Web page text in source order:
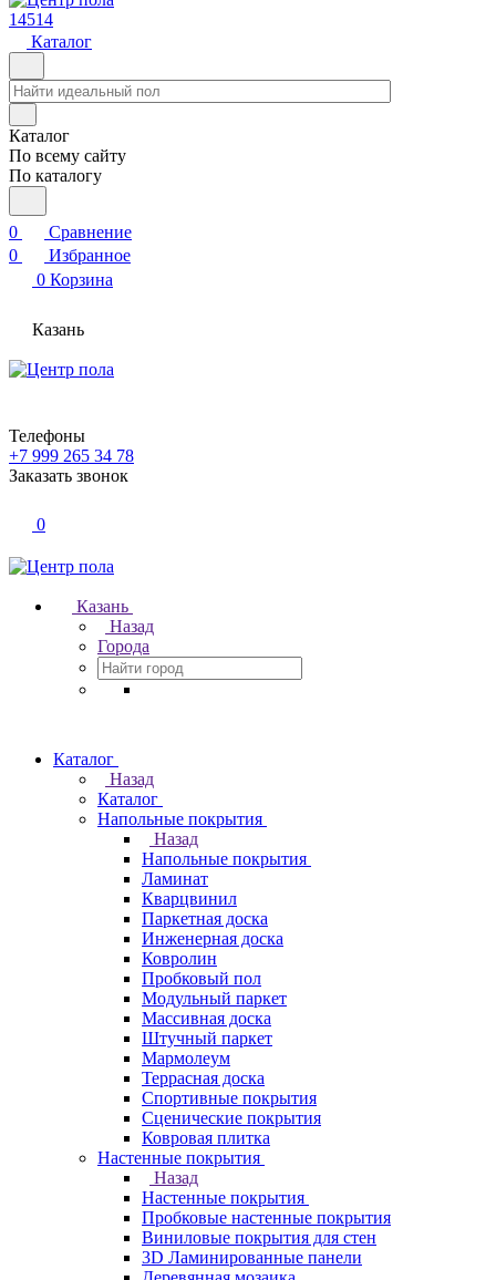
14514
Каталог
Каталог
По всему сайту
По каталогу
0
Сравнение
0
Избранное
0 Корзина
Казань
Телефоны
+7 999 265 34 78
Заказать звонок
0
Казань
Назад
Города
Каталог
Назад
Каталог
Напольные покрытия
Назад
Напольные покрытия
Ламинат
Кварцвинил
Паркетная доска
Инженерная доска
Ковролин
Пробковый пол
Модульный паркет
Массивная доска
Штучный паркет
Мармолеум
Террасная доска
Спортивные покрытия
Сценические покрытия
Ковровая плитка
Настенные покрытия
Назад
Настенные покрытия
Пробковые настенные покрытия
Виниловые покрытия для стен
3D Ламинированные панели